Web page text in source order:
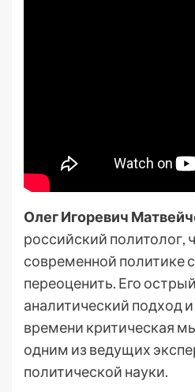
Олег Игоревич
российский политолог,
современной политике
переоценить. Его
аналитический подход
времени критическая
одним из ведущих
политической науки.